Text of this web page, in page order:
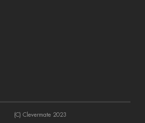
(C) Clevermate 2023